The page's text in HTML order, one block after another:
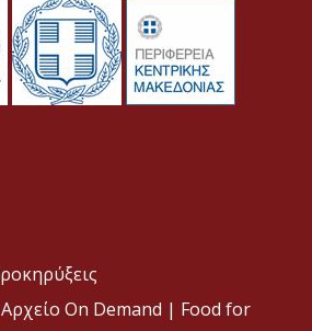
Αρχείο On Demand | Food for